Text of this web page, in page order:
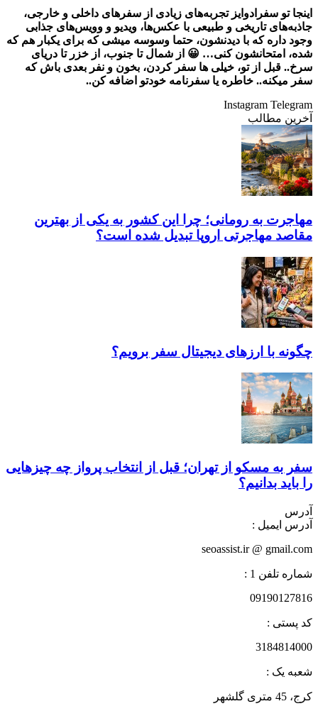
اینجا تو سفرادوایز تجربه‌های زیادی از سفرهای داخلی و خارجی،
جاذبه‌های تاریخی و طبیعی با عکس‌ها، ویدیو و وویس‌های جذابی
وجود داره که با دیدنشون، حتما وسوسه میشی که برای یکبار هم که
شده، امتحانشون کنی… 😀 از شمال تا جنوب، از خزر تا دریای
سرخ.. قبل از تو، خیلی ها سفر کردن، بخون و نفر بعدی باش که
سفر میکنه.. خاطره یا سفرنامه خودتو اضافه کن..
Instagram Telegram
آخرین مطالب
مهاجرت به رومانی؛ چرا این کشور به یکی از بهترین
مقاصد مهاجرتی اروپا تبدیل شده است؟
چگونه با ارز‌های دیجیتال سفر برویم؟
سفر به مسکو از تهران؛ قبل از انتخاب پرواز چه چیزهایی
را باید بدانیم؟
آدرس
آدرس ایمیل :
seoassist.ir @ gmail.com
شماره تلفن 1 :
09190127816
کد پستی :
3184814000
شعبه یک :
کرج، 45 متری گلشهر